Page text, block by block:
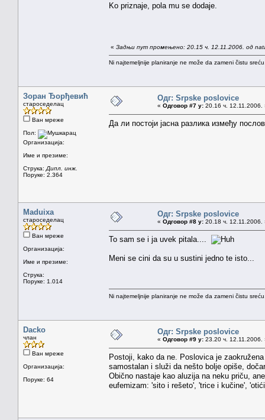
Ko priznaje, pola mu se dodaje.
« Задњи пут промењено: 20.15 ч. 12.11.2006. од
Ni najtemeljnije planiranje ne može da zameni čistu
Зоран Ђорђевић
староседелац
Ван мреже
Пол:
Организација:
Име и презиме:
Струка: Дипл. инж.
Поруке: 2.364
Одг: Srpske poslovice
« Одговор #7 у: 20.16 ч. 12.11.2006.
Да ли постоји јасна разлика између
Maduixa
староседелац
Ван мреже
Организација:
Име и презиме:
Струка:
Поруке: 1.014
Одг: Srpske poslovice
« Одговор #8 у: 20.18 ч. 12.11.2006.
To sam se i ja uvek pitala....
Meni se cini da su u sustini jedno te isto...
Ni najtemeljnije planiranje ne može da zameni čistu
Dacko
члан
Ван мреже
Организација:
Поруке: 64
Одг: Srpske poslovice
« Одговор #9 у: 23.20 ч. 12.11.2006.
Postoji, kako da ne. Poslovica je
samostalan i služi da nešto bolje opiše,
Obično nastaje kao aluzija na neku priču,
eufemizam: 'sito i rešeto', 'trice i kučine',